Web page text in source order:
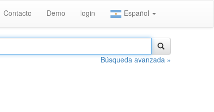
Contacto Demo login Español
Búsqueda avanzada »